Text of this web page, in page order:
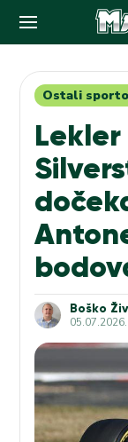
contentOstali
Boško